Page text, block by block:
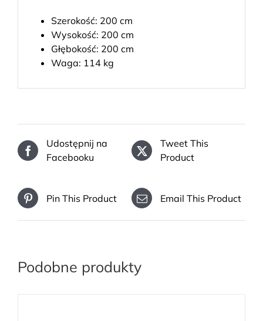
Szerokość: 200 cm
Wysokość: 200 cm
Głębokość: 200 cm
Waga: 114 kg
Udostępnij na
Facebooku
Tweet This
Product
Pin This Product Email This Product
Podobne produkty